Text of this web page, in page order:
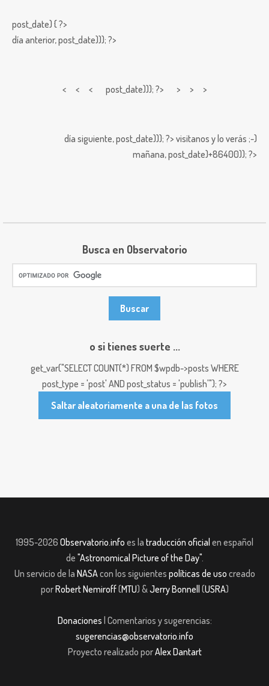
post_date) { ?>
día anterior,post_date))); ?>
< < < post_date))); ?> > > >
día siguiente,post_date))); ?> visitanos y lo verás ;-)
mañana,post_date)+86400)); ?>
Busca en Observatorio
o si tienes suerte ...
get_var("SELECT COUNT(*) FROM $wpdb->posts WHERE
post_type = 'post' AND post_status = 'publish'"); ?>
Saltar aleatoriamente a una de las fotos
1995-2026 Observatorio.info es la traducción oficial en español
de "Astronomical Picture of the Day".
Un servicio de la NASAcon los siguientes políticas de uso creado
porRobert Nemiroff(MTU) &Jerry Bonnell (USRA)
Donaciones | Comentarios y sugerencias:
sugerencias@observatorio.info
Proyecto realizado porAlex Dantart